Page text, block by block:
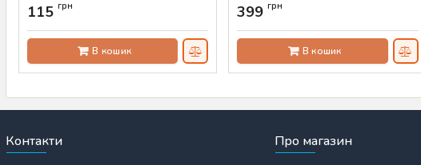
Артикул:AS-00256
115 грн
В кошик
Артикул:
399грн
В кошик
Контакти Про магазин